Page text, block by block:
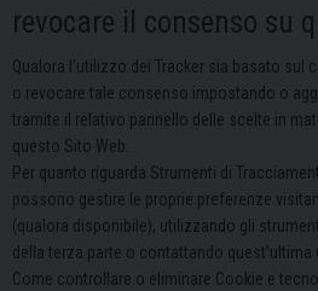
revocare il consenso su
Qualora l’utilizzo dei Tracker sia basato sul
o revocare tale consenso impostando o
tramite il relativo pannello delle scelte in
questo Sito Web.
Per quanto riguarda Strumenti di
possono gestire le proprie preferenze
(qualora disponibile), utilizzando gli
della terza parte o contattando quest’ultima
Come controllare o eliminare Cookie e